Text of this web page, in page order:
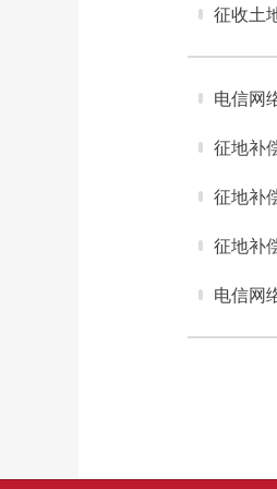
征收土
电信网
征地补
征地补
征地补
电信网